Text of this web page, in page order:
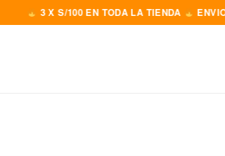
3 X S/100 EN TODA LA TIENDA ENVIOS A